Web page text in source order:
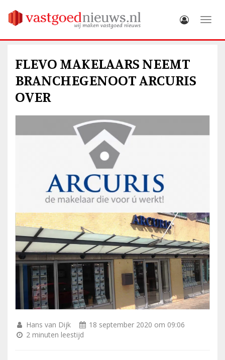
FLEVO MAKELAARS NEEMT
BRANCHEGENOOT ARCURIS
OVER
Hans van Dijk
18 september 2020 om 09:06
2 minuten leestijd